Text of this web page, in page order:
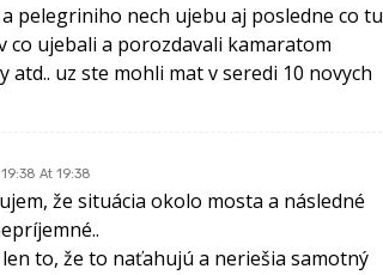
pelegriniho nech ujebu aj posledne co tu
co ujebali a porozdavali kamaratom
uz ste mohli mat v seredi 10 novych
At 19:38
že situácia okolo mosta a následné
to, že to naťahujú a neriešia samotný